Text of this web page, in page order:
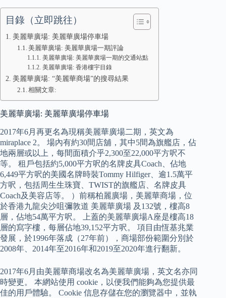
目錄（立即跳往）
美麗華廣場: 美麗華廣場停車場
美麗華廣場: 美麗華廣場一期評論
美麗華廣場: 美麗華廣場一期的交通站點
美麗華廣場: 香港樓宇目錄
美麗華廣場: “美麗華商場”的搜尋結果
相關文章:
美麗華廣場: 美麗華廣場停車場
2017年6月再更名為現稱美麗華廣場二期，英文為
miraplace 2。 場內有約30間店舖，其中5間為旗艦店，佔
地兩層或以上，每間面積介乎2,300至22,000平方呎不
等。 租戶包括約5,000平方呎的名牌皮具Coach、佔地
6,449平方呎的美國名牌時裝Tommy Hilfiger、逾1.5萬平
方呎，包括周生生珠寶、TWIST的旗艦店、名牌皮具
Coach及美容店等。 ）前稱柏麗廣場，美麗華商場，位
於香港九龍尖沙咀彌敦道 美麗華廣場 及132號，樓高8
層，佔地54萬平方呎。 上蓋的美麗華廣場A座是樓高18
層的寫字樓，每層佔地39,152平方呎。 項目由恆基兆業
發展，於1996年落成（27年前），商場部份範圍分別於
2008年、2014年至2016年和2019至2020年進行翻新。
2017年6月由美麗華商場改名為美麗華廣場，英文名亦同
時變更。 本網站使用 cookie，以便我們能夠為您提供最
佳的用戶體驗。 Cookie 信息存儲在您的瀏覽器中，並執